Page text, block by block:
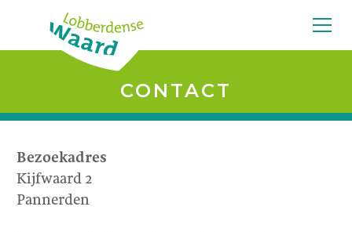
CONTACT
Bezoekadres
Kijfwaard 2
Pannerden